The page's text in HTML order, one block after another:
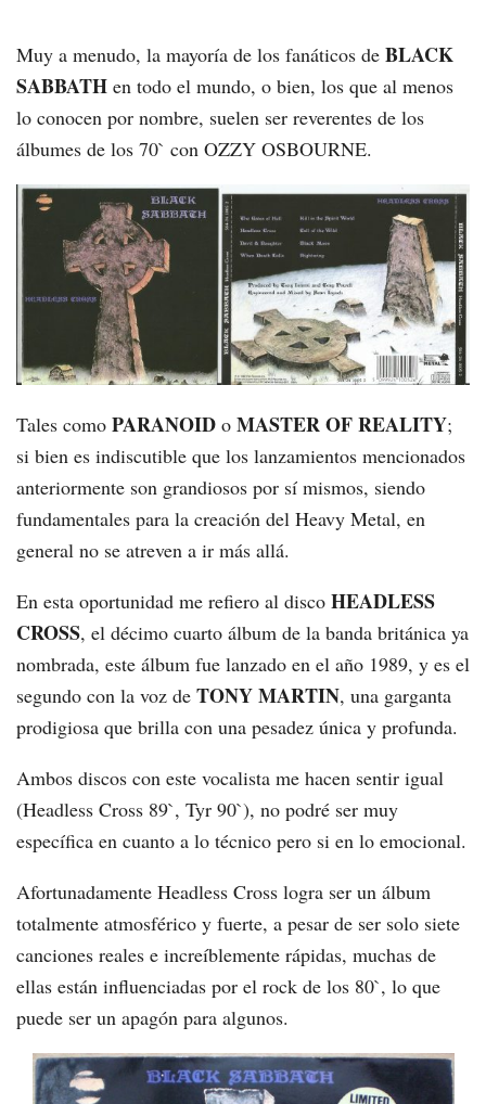
Muy a menudo, la mayoría de los fanáticos de BLACK
SABBATH en todo el mundo, o bien, los que al menos
lo conocen por nombre, suelen ser reverentes de los
álbumes de los 70` con OZZY OSBOURNE.
Tales como PARANOID o MASTER OF REALITY;
si bien es indiscutible que los lanzamientos mencionados
anteriormente son grandiosos por sí mismos, siendo
fundamentales para la creación del Heavy Metal, en
general no se atreven a ir más allá.
En esta oportunidad me refiero al disco HEADLESS
CROSS, el décimo cuarto álbum de la banda británica ya
nombrada, este álbum fue lanzado en el año 1989, y es el
segundo con la voz de TONY MARTIN, una garganta
prodigiosa que brilla con una pesadez única y profunda.
Ambos discos con este vocalista me hacen sentir igual
(Headless Cross 89`, Tyr 90`), no podré ser muy
específica en cuanto a lo técnico pero si en lo emocional.
Afortunadamente Headless Cross logra ser un álbum
totalmente atmosférico y fuerte, a pesar de ser solo siete
canciones reales e increíblemente rápidas, muchas de
ellas están influenciadas por el rock de los 80`, lo que
puede ser un apagón para algunos.